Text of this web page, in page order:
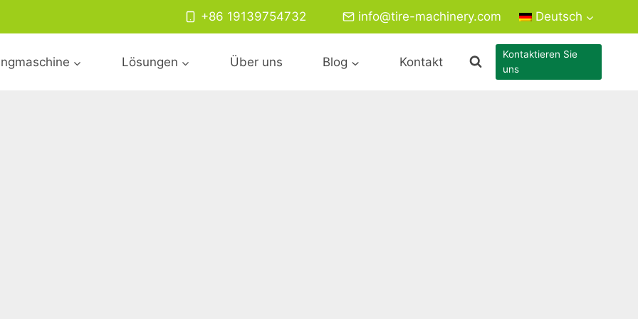
+86 19139754732 info@tire-machinery.com Deutsch
Lösungen Über uns Blog Kontakt
Kontaktieren Sie
uns